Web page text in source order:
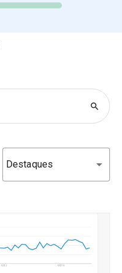
search
Destaques